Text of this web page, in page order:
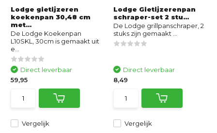
Lodge gietijzeren
koekenpan 30,48 cm
met...
De Lodge Koekenpan
L10SKL, 30cm is gemaakt uit
e...
Vergelijk
Direct leverbaar
59,95
Lodge Gietijzerenpan
schraper-set 2 stu...
De Lodge grillpanschraper, 2
stuks zijn gemaakt ...
Vergelijk
Direct leverbaar
8,49